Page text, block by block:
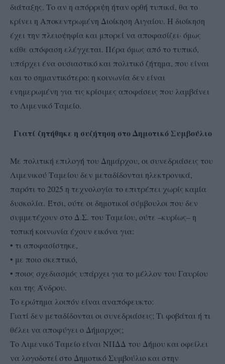
διάταξης. Το αν η απόρριψη ήταν ορθή τυπικά, θα το
κρίνει η Αποκεντρωμένη Διοίκηση Αιγαίου. Η διοίκηση
έχει την πλειοψηφία και μπορεί να αποφασίζει· όμως
κάθε απόφαση ελέγχεται. Πέρα όμως από το τυπικό,
υπάρχει ένα ουσιαστικό και πολιτικό ζήτημα, που είναι
και το σημαντικότερο: η κοινωνία δεν είναι
ενημερωμένη για τις κρίσιμες αποφάσεις που λαμβάνει
το Λιμενικό Ταμείο.
Γιατί ζητήθηκε η συζήτηση στο Δημοτικό Συμβούλιο
Με πολιτική επιλογή του Δημάρχου, οι συνεδριάσεις του
Λιμενικού Ταμείου δεν μεταδίδονται ηλεκτρονικά,
παρότι το 2025 η τεχνολογία το επιτρέπει χωρίς καμία
δυσκολία. Έτσι, ούτε οι δημοτικοί σύμβουλοι που δεν
συμμετέχουν στο Δ.Σ. του Ταμείου, ούτε –κυρίως– η
τοπική κοινωνία έχουν εικόνα για:
• τι αποφασίστηκε,
• με ποιο σκεπτικό,
• ποιος σχεδιασμός υπάρχει για το μέλλον του Γαυρίου
και της Άνδρου.
Το ερώτημα λοιπόν είναι αναπόφευκτο:
Γιατί δεν μεταδίδονται οι συνεδριάσεις; Τι φοβάται ή τι
θέλει να αποφύγει ο Δήμαρχος;
Το Λιμενικό Ταμείο είναι ΝΠΔΔ του Δήμου και οφείλει
να λογοδοτεί στο Δημοτικό Συμβούλιο και στην